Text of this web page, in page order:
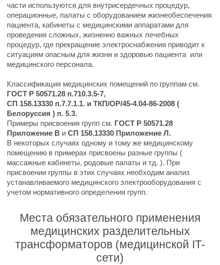
части используются для внутрисердечных процедур,
операционные, палаты с оборудованием жизнеобеспечения
пациента, кабинеты с медицинскими аппаратами для
проведения сложных, жизненно важных лечебных
процедур, где прекращение электроснабжения приводит к
ситуациям опасным для жизни и здоровью пациента или
медицинского персонала.
Классификация медицинских помещений по группам см.
ГОСТ Р 50571.28 п.710.3.5-7,
СП 158.13330 п.7.7.1.1. и ТКП/ОР/45-4.04-86-2008 (
Белоруссия ) п. 5.3.
Примеры присвоения групп см. ГОСТ Р 50571.28
Приложение В и СП 158.13330 Приложение Л.
В некоторых случаях одному и тому же медицинскому
помещению в примерах присвоены разные группы (
массажные кабинеты, родовые палаты и тд. ). При
присвоении группы в этих случаях необходим анализ
устанавливаемого медицинского электрооборудования с
учетом нормативного определения групп.
Места обязательного применения
медицинских разделительных
трансформаторов (медицинской IT-
сети)